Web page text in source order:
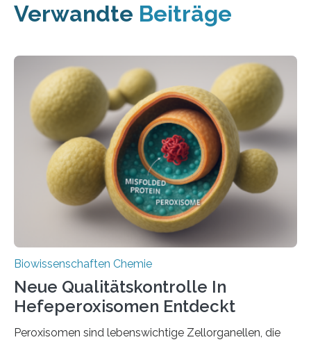
Verwandte Beiträge
Biowissenschaften Chemie
Neue Qualitätskontrolle In
Hefeperoxisomen Entdeckt
Peroxisomen sind lebenswichtige Zellorganellen, die